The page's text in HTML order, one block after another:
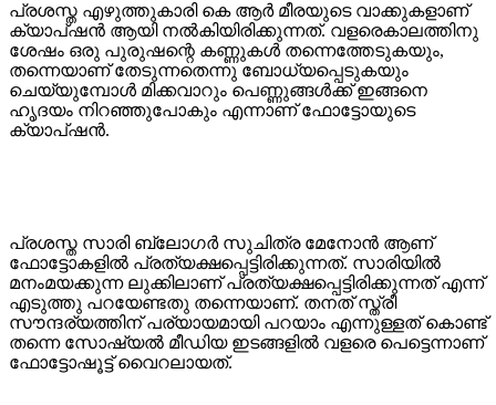
പ്രശസ്ത എഴുത്തുകാരി കെ ആർ മീരയുടെ വാക്കുകളാണ്
ക്യാപ്ഷൻ ആയി നൽകിയിരിക്കുന്നത്. വളരെകാലത്തിനു
ശേഷം ഒരു പുരുഷന്റെ കണ്ണുകൾ തന്നെത്തേടുകയും,
തന്നെയാണ് തേടുന്നതെന്നു ബോധ്യപ്പെടുകയും
ചെയ്യുമ്പോൾ മിക്കവാറും പെണ്ണുങ്ങൾക്ക് ഇങ്ങനെ
ഹൃദയം നിറഞ്ഞുപോകും എന്നാണ് ഫോട്ടോയുടെ
ക്യാപ്ഷൻ.
പ്രശസ്ത സാരി ബ്ലോഗർ സുചിത്ര മേനോൻ ആണ്
ഫോട്ടോകളിൽ പ്രത്യക്ഷപ്പെട്ടിരിക്കുന്നത്. സാരിയിൽ
മനംമയക്കുന്ന ലുക്കിലാണ് പ്രത്യക്ഷപ്പെട്ടിരിക്കുന്നത് എന്ന്
എടുത്തു പറയേണ്ടതു തന്നെയാണ്. തനത് സ്ത്രീ
സൗന്ദര്യത്തിന് പര്യായമായി പറയാം എന്നുള്ളത് കൊണ്ട്
തന്നെ സോഷ്യൽ മീഡിയ ഇടങ്ങളിൽ വളരെ പെട്ടെന്നാണ്
ഫോട്ടോഷൂട്ട് വൈറലായത്.